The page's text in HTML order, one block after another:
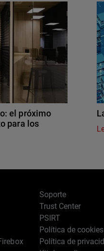
el próximo
para los
Soporte
Trust Center
PSIRT
Política de cookies
Política de